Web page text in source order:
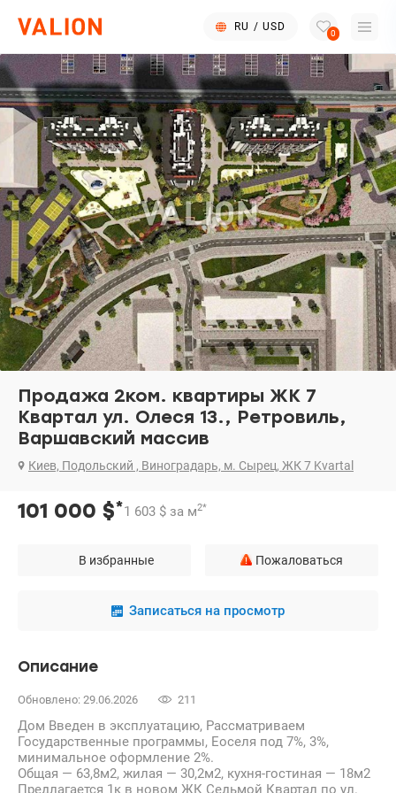
RU / USD
0
Продажа 2ком. квартиры ЖК 7
Квартал ул. Олеся 13., Ретровиль,
Варшавский массив
Киев, Подольский , Виноградарь, м. Сырец, ЖК 7 Kvartal
101 000 $*1 603 $ за м2*
В избранные Пожаловаться
Записаться на просмотр
Описание
Обновлено: 29.06.2026 211
Дом Введен в эксплуатацию, Рассматриваем
Государственные программы, Еоселя под 7%, 3%,
минимальное оформление 2%.
Общая — 63,8м2, жилая — 30,2м2, кухня-гостиная — 18м2
Предлагается 1к в новом ЖК Седьмой Квартал по ул.